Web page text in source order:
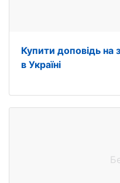
Купити доповідь на
в Україні